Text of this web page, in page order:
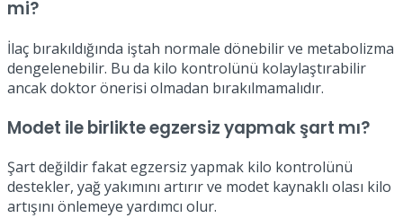
mi?
İlaç bırakıldığında iştah normale dönebilir ve metabolizma
dengelenebilir. Bu da kilo kontrolünü kolaylaştırabilir
ancak doktor önerisi olmadan bırakılmamalıdır.
Modet ile birlikte egzersiz yapmak şart mı?
Şart değildir fakat egzersiz yapmak kilo kontrolünü
destekler, yağ yakımını artırır ve modet kaynaklı olası kilo
artışını önlemeye yardımcı olur.